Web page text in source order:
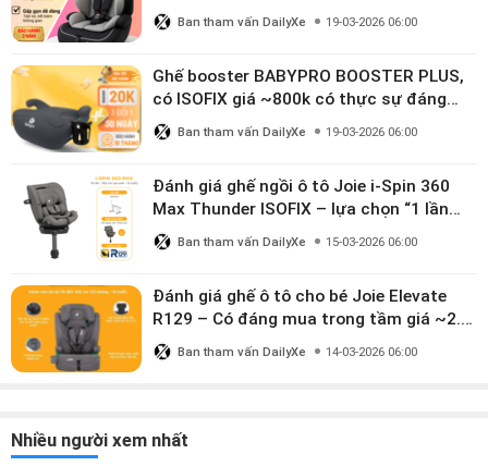
10 tuổi
Ban tham vấn DailyXe 19-03-2026 06:00
Ghế booster BABYPRO BOOSTER PLUS,
có ISOFIX giá ~800k có thực sự đáng
mua?
Ban tham vấn DailyXe 19-03-2026 06:00
Đánh giá ghế ngồi ô tô Joie i-Spin 360
Max Thunder ISOFIX – lựa chọn “1 lần
dùng đến 12 năm” có đáng giá gần 9
triệu?
Ban tham vấn DailyXe 15-03-2026 06:00
Đánh giá ghế ô tô cho bé Joie Elevate
R129 – Có đáng mua trong tầm giá ~2.8
triệu?
Ban tham vấn DailyXe 14-03-2026 06:00
Nhiều người xem nhất